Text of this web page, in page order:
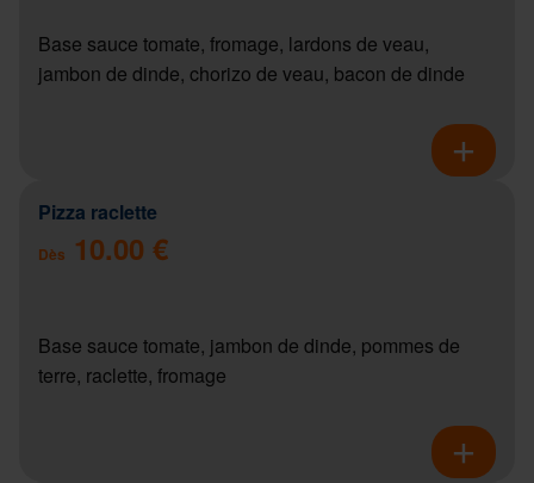
Base sauce tomate, fromage, lardons de veau,
jambon de dinde, chorizo de veau, bacon de dinde
Pizza raclette
Dès 10.00 €
Base sauce tomate, jambon de dinde, pommes de
terre, raclette, fromage